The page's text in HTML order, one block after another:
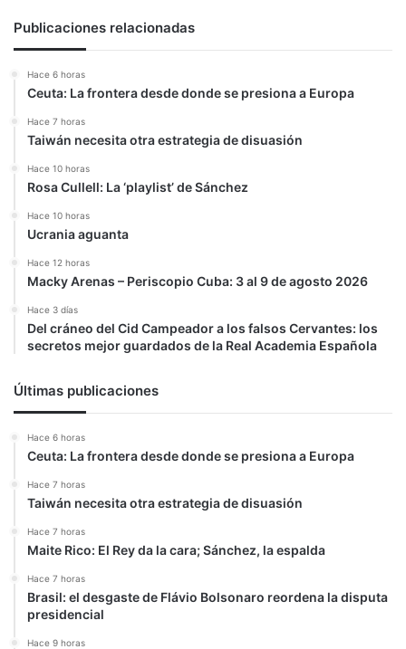
Publicaciones relacionadas
Hace 6 horas
Ceuta: La frontera desde donde se presiona a Europa
Hace 7 horas
Taiwán necesita otra estrategia de disuasión
Hace 10 horas
Rosa Cullell: La ‘playlist’ de Sánchez
Hace 10 horas
Ucrania aguanta
Hace 12 horas
Macky Arenas – Periscopio Cuba: 3 al 9 de agosto 2026
Hace 3 días
Del cráneo del Cid Campeador a los falsos Cervantes: los
secretos mejor guardados de la Real Academia Española
Últimas publicaciones
Hace 6 horas
Ceuta: La frontera desde donde se presiona a Europa
Hace 7 horas
Taiwán necesita otra estrategia de disuasión
Hace 7 horas
Maite Rico: El Rey da la cara; Sánchez, la espalda
Hace 7 horas
Brasil: el desgaste de Flávio Bolsonaro reordena la disputa
presidencial
Hace 9 horas